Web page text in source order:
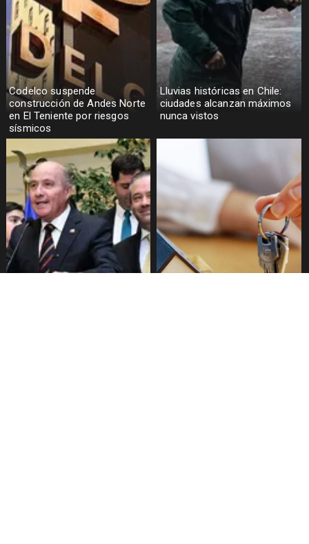
Codelco suspende
construcción de Andes Norte
en El Teniente por riesgos
sísmicos
Lluvias históricas en Chile:
ciudades alcanzan máximos
nunca vistos